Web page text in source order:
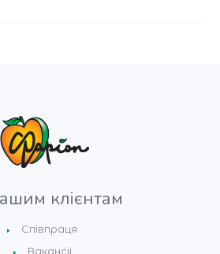
клієнтам
Співпраця
Вакансії